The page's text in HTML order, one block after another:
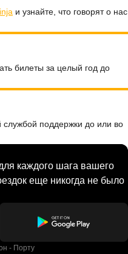
и узнайте, что говорят о нас
билеты за целый год до
поддержки до или во
каждого шага вашего
еще никогда не было
- Порту